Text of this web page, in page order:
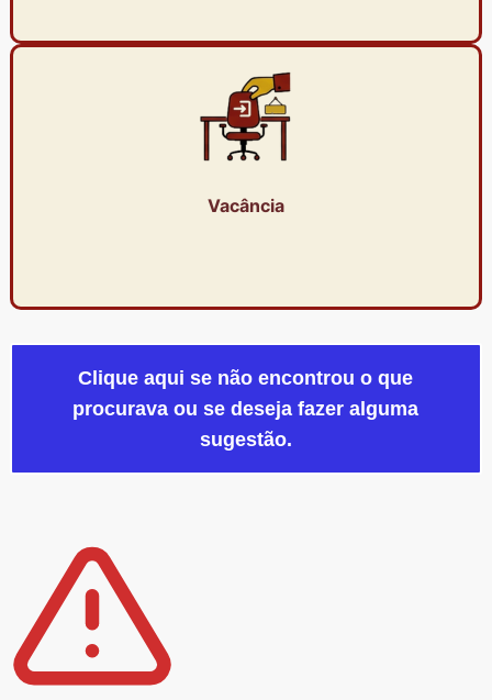
Vacância
Clique aqui se não encontrou o que
procurava ou se deseja fazer alguma
sugestão.